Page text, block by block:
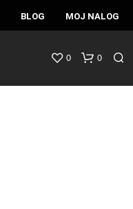
BLOG MOJ NALOG
0 0